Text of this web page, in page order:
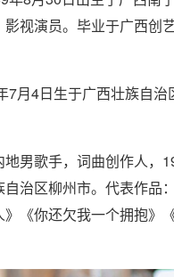
影视演员。毕业于广西创
4日生于广西壮族自治
地男歌手，词曲创作人，
自治区柳州市。代表作品
《你还欠我一个拥抱》